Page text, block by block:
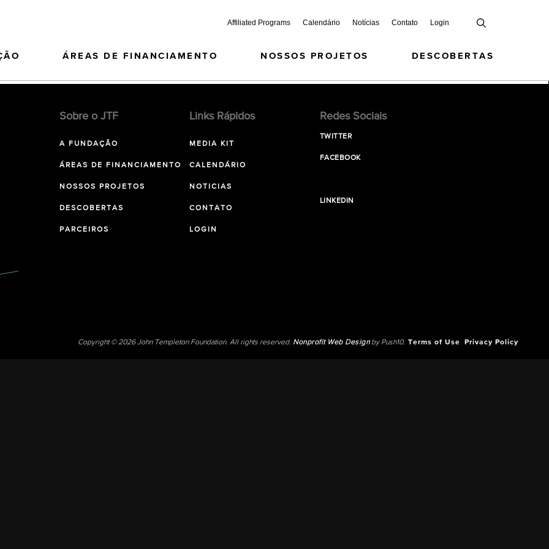
Affiliated Programs Calendário Notícias Contato Login
ÁREAS DE FINANCIAMENTO NOSSOS PROJETOS DESCOBERTAS
Sobre o JTF
A FUNDAÇÃO
ÁREAS DE FINANCIAMENTO
NOSSOS PROJETOS
DESCOBERTAS
PARCEIROS
Links Rápidos
MEDIA KIT
CALENDÁRIO
NOTICIAS
CONTATO
LOGIN
Redes Sociais
TWITTER
FACEBOOK
LINKEDIN
Copyright © 2026 John Templeton Foundation. All rights reserved. Nonprofit Web Designby Push10. Terms of Use Privacy Policy